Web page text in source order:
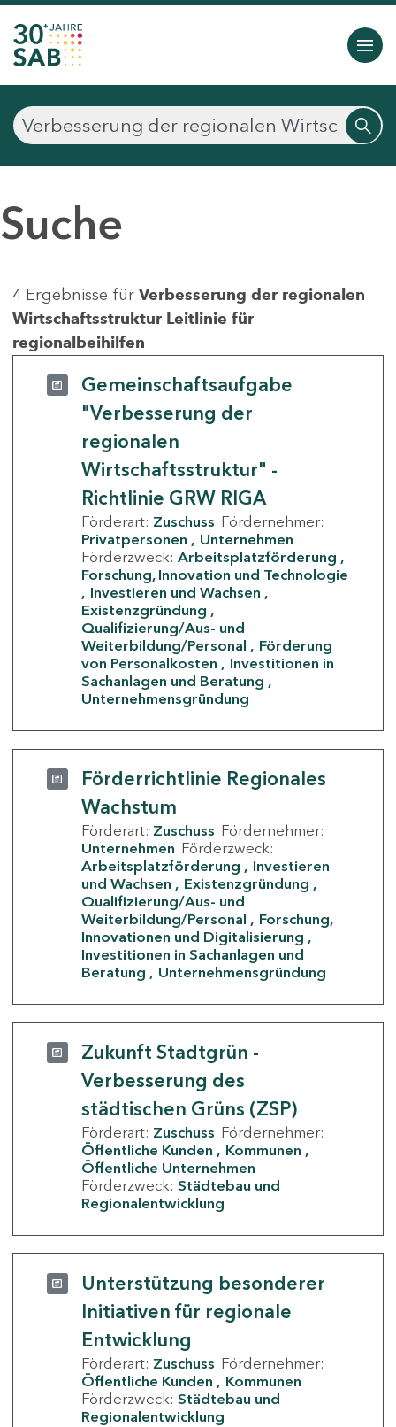
Suche
4 Ergebnisse für Verbesserung der regionalen
Wirtschaftsstruktur Leitlinie für
regionalbeihilfen
Gemeinschaftsaufgabe
"Verbesserung der
regionalen
Wirtschaftsstruktur" -
Richtlinie GRW RIGA
Förderart: Zuschuss Fördernehmer:
Privatpersonen
Unternehmen
Förderzweck: Arbeitsplatzförderung
Forschung, Innovation und Technologie
Investieren und Wachsen
Existenzgründung
Qualifizierung/Aus- und
Weiterbildung/Personal
Förderung
von Personalkosten
Investitionen in
Sachanlagen und Beratung
Unternehmensgründung
Förderrichtlinie Regionales
Wachstum
Förderart: Zuschuss Fördernehmer:
Unternehmen Förderzweck:
Arbeitsplatzförderung
Investieren
und Wachsen
Existenzgründung
Qualifizierung/Aus- und
Weiterbildung/Personal
Forschung,
Innovationen und Digitalisierung
Investitionen in Sachanlagen und
Beratung
Unternehmensgründung
Zukunft Stadtgrün -
Verbesserung des
städtischen Grüns (ZSP)
Förderart: Zuschuss Fördernehmer:
Öffentliche Kunden
Kommunen
Öffentliche Unternehmen
Förderzweck: Städtebau und
Regionalentwicklung
Unterstützung besonderer
Initiativen für regionale
Entwicklung
Förderart: Zuschuss Fördernehmer:
Öffentliche Kunden
Kommunen
Förderzweck: Städtebau und
Regionalentwicklung